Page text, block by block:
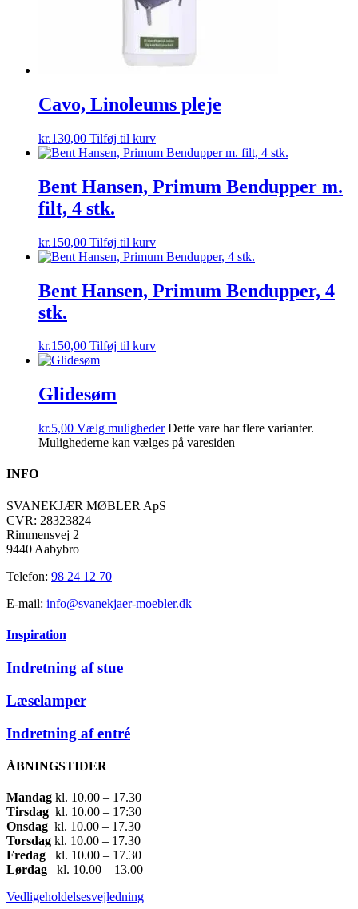
Cavo, Linoleums pleje
kr.130,00 Tilføj til kurv
Bent Hansen, Primum Bendupper m.
filt, 4 stk.
kr.150,00 Tilføj til kurv
Bent Hansen, Primum Bendupper, 4
stk.
kr.150,00 Tilføj til kurv
Glidesøm
kr.5,00 Vælg muligheder Dette vare har flere varianter.
Mulighederne kan vælges på varesiden
INFO
SVANEKJÆR MØBLER ApS
CVR: 28323824
Rimmensvej 2
9440 Aabybro
Telefon: 98 24 12 70
E-mail: info@svanekjaer-moebler.dk
Inspiration
Indretning af stue
Læselamper
Indretning af entré
ÅBNINGSTIDER
Mandag ​ kl. 10.00 – 17.30​
Tirsdag ​ kl. 10.00 – 17:30​
Onsdag ​ kl. 10.00 – 17.30​
Torsdag ​ kl. 10.00 – 17.30​
Fredag ​ kl. 10.00 – 17.30​
Lørdag ​ kl. 10.00 – 13.00
Vedligeholdelsesvejledning